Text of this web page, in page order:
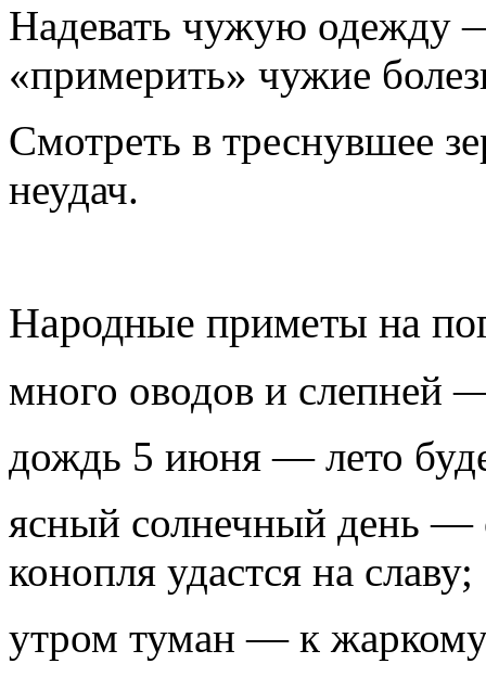
Надевать чужую одежду
«примерить» чужие
Смотреть в треснувшее
неудач.
Народные приметы на
много оводов и
дождь 5 июня — лето
ясный солнечный день —
конопля удастся на славу;
утром туман — к